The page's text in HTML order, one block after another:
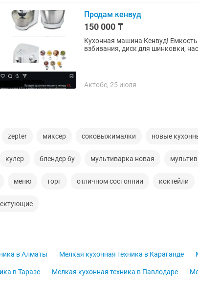
Продам кенвуд
150 000 ₸
Кухонная машина Кенвуд!
взбивания, диск для шинковки,
Актобе, 25 июля
zepter миксер соковыжималки новые
кулер блендер бу мультиварка новая
меню торг отличном состоянии коктейли
в Алматы Мелкая кухонная техника в Караганде
в Таразе Мелкая кухонная техника в Павлодаре